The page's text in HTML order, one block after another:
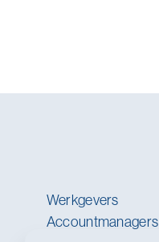
Werkgevers
Accountmanagers